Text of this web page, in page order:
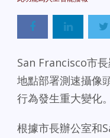
San Francisco市
地點部署測速攝像
行為發生重大變化。
根據市長辦公室和